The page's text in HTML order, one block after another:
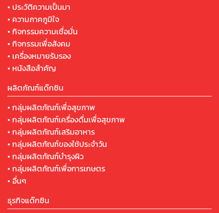
• ประวัติความเป็นมา
• ความภาคภูมิใจ
• กิจกรรมความเชื่อมั่น
• กิจกรรมเพื่อสังคม
• เครื่องหมายรับรอง
• หนังสือสำคัญ
ผลิตภัณฑ์แด๊กซิน
• กลุ่มผลิตภัณฑ์เพื่อสุขภาพ
• กลุ่มผลิตภัณฑ์เครื่องดื่มเพื่อสุขภาพ
• กลุ่มผลิตภัณฑ์เสริมอาหาร
• กลุ่มผลิตภัณฑ์ของใช้ประจำวัน
• กลุ่มผลิตภัณฑ์บำรุงผิว
• กลุ่มผลิตภัณฑ์เพื่อการเกษตร
• อื่นๆ
ธุรกิจแด๊กซิน